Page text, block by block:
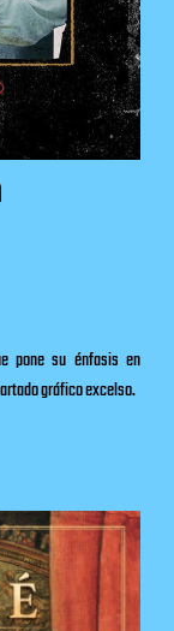
pone su énfasis en
gráfico excelso.